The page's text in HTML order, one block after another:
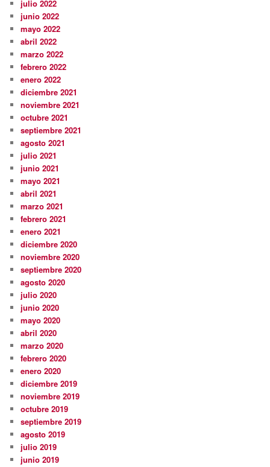
julio 2022
junio 2022
mayo 2022
abril 2022
marzo 2022
febrero 2022
enero 2022
diciembre 2021
noviembre 2021
octubre 2021
septiembre 2021
agosto 2021
julio 2021
junio 2021
mayo 2021
abril 2021
marzo 2021
febrero 2021
enero 2021
diciembre 2020
noviembre 2020
septiembre 2020
agosto 2020
julio 2020
junio 2020
mayo 2020
abril 2020
marzo 2020
febrero 2020
enero 2020
diciembre 2019
noviembre 2019
octubre 2019
septiembre 2019
agosto 2019
julio 2019
junio 2019